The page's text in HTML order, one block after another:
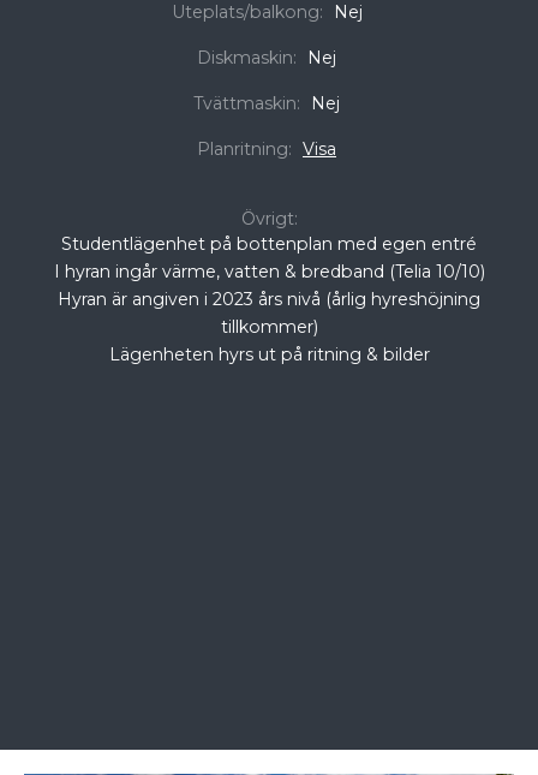
Uteplats/balkong: Nej
Diskmaskin: Nej
Tvättmaskin: Nej
Planritning: Visa
Övrigt:
Studentlägenhet på bottenplan med egen entré
I hyran ingår värme, vatten & bredband (Telia 10/10)
Hyran är angiven i 2023 års nivå (årlig hyreshöjning
tillkommer)
Lägenheten hyrs ut på ritning & bilder